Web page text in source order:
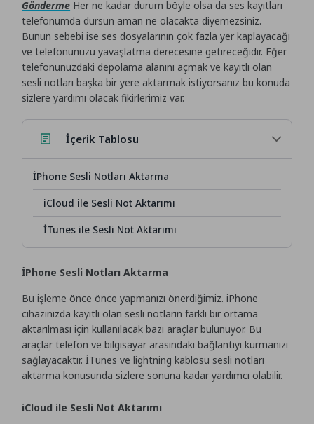
Gönderme Her ne kadar durum böyle olsa da ses kayıtları
telefonumda dursun aman ne olacakta diyemezsiniz.
Bunun sebebi ise ses dosyalarının çok fazla yer kaplayacağı
ve telefonunuzu yavaşlatma derecesine getireceğidir. Eğer
telefonunuzdaki depolama alanını açmak ve kayıtlı olan
sesli notları başka bir yere aktarmak istiyorsanız bu konuda
sizlere yardımı olacak fikirlerimiz var.
İçerik Tablosu
İPhone Sesli Notları Aktarma
iCloud ile Sesli Not Aktarımı
İTunes ile Sesli Not Aktarımı
İPhone Sesli Notları Aktarma
Bu işleme önce önce yapmanızı önerdiğimiz. iPhone
cihazınızda kayıtlı olan sesli notların farklı bir ortama
aktarılması için kullanılacak bazı araçlar bulunuyor. Bu
araçlar telefon ve bilgisayar arasındaki bağlantıyı kurmanızı
sağlayacaktır. İTunes ve lightning kablosu sesli notları
aktarma konusunda sizlere sonuna kadar yardımcı olabilir.
iCloud ile Sesli Not Aktarımı